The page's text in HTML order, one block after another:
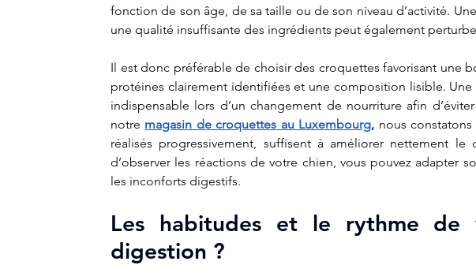
fonction de son âge, de sa taille ou de son niveau d’activité.
une qualité insuffisante des ingrédients peut également
Il est donc préférable de choisir des croquettes favorisant une
protéines clairement identifiées et une composition lisible.
indispensable lors d’un changement de nourriture afin
notre magasin de croquettes au Luxembourg, nous
réalisés progressivement, suffisent à améliorer nettement
d’observer les réactions de votre chien, vous pouvez adapter
les inconforts digestifs.
Les habitudes et le rythme de
digestion ?